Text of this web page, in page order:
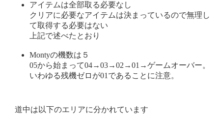
アイテムは全部取る必要なし
クリアに必要なアイテムは決まっているので無理し
て取得する必要はない
上記で述べたとおり
Montyの機数は５
05から始まって04→03→02→01→ゲームオーバー。
いわゆる残機ゼロが01であることに注意。
道中は以下のエリアに分かれています